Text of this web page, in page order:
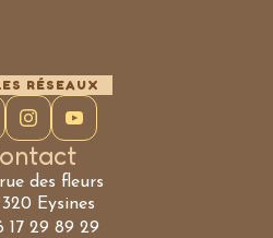
RÉSEAUX
rue des fleurs
Eysines
17 29 89 29